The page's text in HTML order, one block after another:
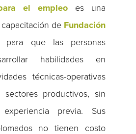
el empleoes una
de Fundación
para que las personas
habilidades en
técnicas-operativas
sectores productivos, sin
previa. Sus
no tienen costo